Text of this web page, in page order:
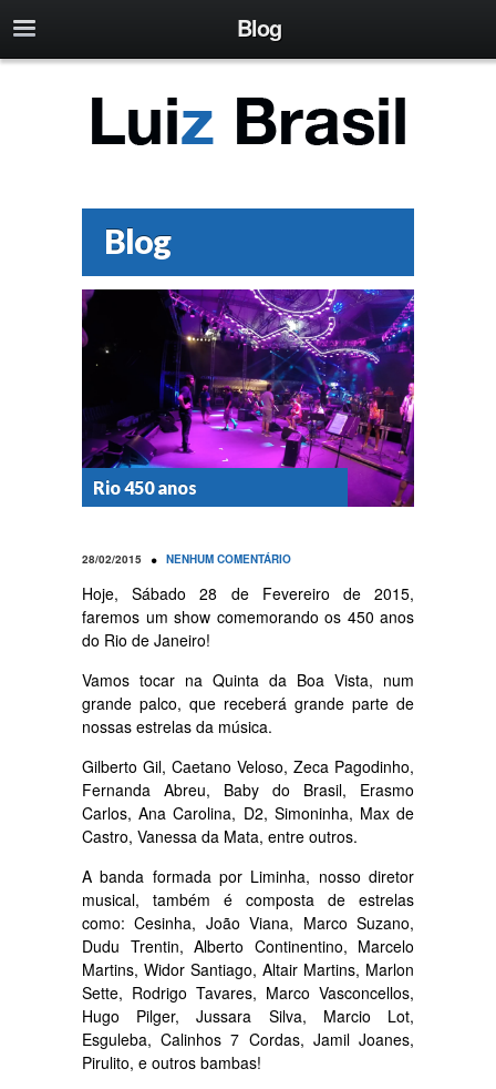
Blog
Blog
Rio 450 anos
28/02/2015 • NENHUM COMENTÁRIO
Hoje, Sábado 28 de Fevereiro de 2015,
faremos um show comemorando os 450 anos
do Rio de Janeiro!
Vamos tocar na Quinta da Boa Vista, num
grande palco, que receberá grande parte de
nossas estrelas da música.
Gilberto Gil, Caetano Veloso, Zeca Pagodinho,
Fernanda Abreu, Baby do Brasil, Erasmo
Carlos, Ana Carolina, D2, Simoninha, Max de
Castro, Vanessa da Mata, entre outros.
A banda formada por Liminha, nosso diretor
musical, também é composta de estrelas
como: Cesinha, João Viana, Marco Suzano,
Dudu Trentin, Alberto Continentino, Marcelo
Martins, Widor Santiago, Altair Martins, Marlon
Sette, Rodrigo Tavares, Marco Vasconcellos,
Hugo Pilger, Jussara Silva, Marcio Lot,
Esguleba, Calinhos 7 Cordas, Jamil Joanes,
Pirulito, e outros bambas!